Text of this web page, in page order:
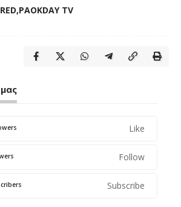
PAOKDAY TV
Like
Follow
Subscribe